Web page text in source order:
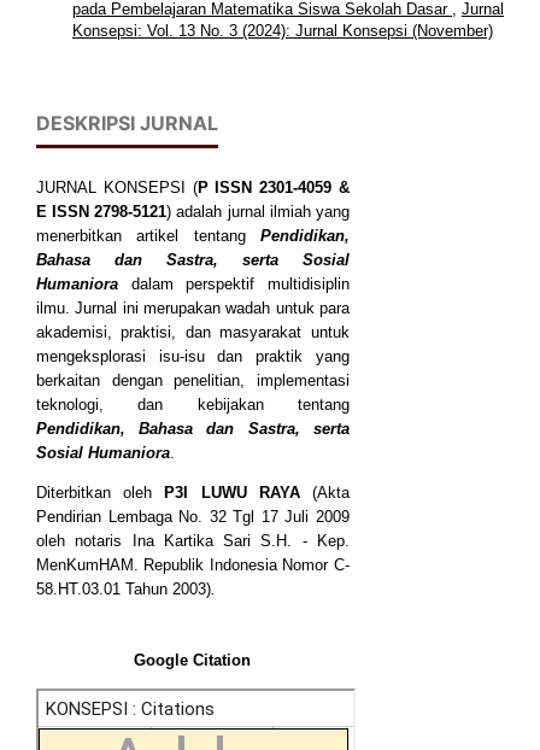
pada Pembelajaran Matematika Siswa Sekolah Dasar , Jurnal
Konsepsi: Vol. 13 No. 3 (2024): Jurnal Konsepsi (November)
DESKRIPSI JURNAL
JURNAL KONSEPSI (P ISSN2301-4059 &
E ISSN2798-5121) adalah jurnal ilmiah yang
menerbitkan artikel tentang Pendidikan,
Bahasa dan Sastra, serta Sosial
Humaniora dalam perspektif multidisiplin
ilmu. Jurnal ini merupakan wadah untuk para
akademisi, praktisi, dan masyarakat untuk
mengeksplorasi isu-isu dan praktik yang
berkaitan dengan penelitian, implementasi
teknologi, dan kebijakan tentang
Pendidikan, Bahasa dan Sastra, serta
Sosial Humaniora
Diterbitkan oleh P3I LUWU RAYA(Akta
Pendirian Lembaga No. 32 Tgl 17 Juli 2009
oleh notaris Ina Kartika Sari S.H. - Kep.
MenKumHAM. Republik Indonesia Nomor C-
58.HT.03.01 Tahun 2003).
Google Citation